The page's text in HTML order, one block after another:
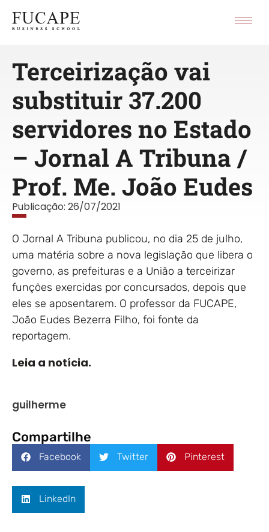
Terceirização vai
substituir 37.200
servidores no Estado
– Jornal A Tribuna /
Prof. Me. João Eudes
Publicação: 26/07/2021
O Jornal A Tribuna publicou, no dia 25 de julho,
uma matéria sobre a nova legislação que libera o
governo, as prefeituras e a União a terceirizar
funções exercidas por concursados, depois que
eles se aposentarem. O professor da FUCAPE,
João Eudes Bezerra Filho, foi fonte da
reportagem.
Leia a notícia.
guilherme
Compartilhe
Facebook Twitter Pinterest
LinkedIn